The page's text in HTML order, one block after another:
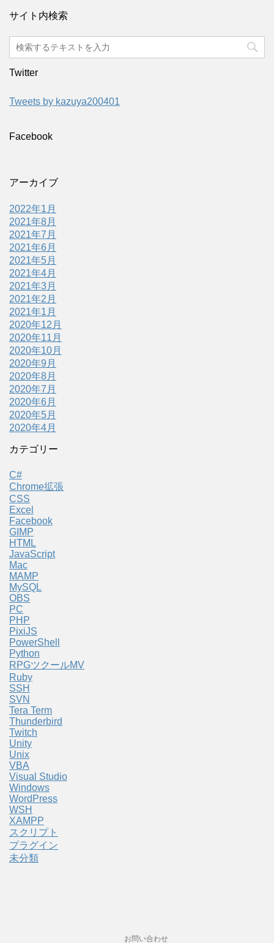
サイト内検索
Twitter
Tweets by kazuya200401
Facebook
アーカイブ
2022年1月
2021年8月
2021年7月
2021年6月
2021年5月
2021年4月
2021年3月
2021年2月
2021年1月
2020年12月
2020年11月
2020年10月
2020年9月
2020年8月
2020年7月
2020年6月
2020年5月
2020年4月
カテゴリー
C#
Chrome拡張
CSS
Excel
Facebook
GIMP
HTML
JavaScript
Mac
MAMP
MySQL
OBS
PC
PHP
PixiJS
PowerShell
Python
RPGツクールMV
Ruby
SSH
SVN
Tera Term
Thunderbird
Twitch
Unity
Unix
VBA
Visual Studio
Windows
WordPress
WSH
XAMPP
スクリプト
プラグイン
未分類
お問い合わせ